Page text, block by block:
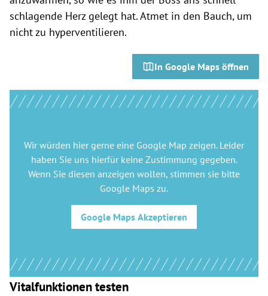
schlagende Herz gelegt hat. Atmet in den Bauch, um
nicht zu hyperventilieren.
In Google Maps öffnen
Wir würden hier gerne eine Google Map zeigen. Leider
haben Sie uns hierfür keine Zustimmung gegeben.
Wenn Sie diesen anzeigen wollen, stimmen sie bitte
Google Maps zu.
Google Maps Akzeptieren
Vitalfunktionen testen